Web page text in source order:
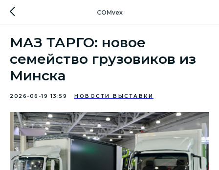
COMvex
МАЗ ТАРГО: новое
семейство грузовиков из
Минска
2026-06-19 13:59 НОВОСТИ ВЫСТАВКИ